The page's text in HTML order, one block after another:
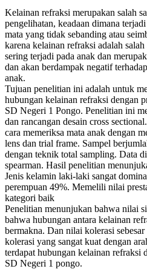
Kelainan refraksi merupakan salah
pengelihatan, keadaan dimana
mata yang tidak sebanding atau
karena kelainan refraksi adalah
sering terjadi pada anak dan
dan akan berdampak negatif
anak.
Tujuan penelitian ini adalah untuk
hubungan kelainan refraksi dengan
SD Negeri 1 Pongo. Penelitian ini
dan rancangan desain cross
cara memeriksa mata anak dengan
lens dan trial frame. Sampel
dengan teknik total sampling. Data
spearman. Hasil penelitian
Jenis kelamin laki-laki sangat
perempuan 49%. Memelili nilai
kategori baik
Penelitian menunjukan bahwa nilai
bahwa hubungan antara kelainan
bermakna. Dan nilai kolerasi
kolerasi yang sangat kuat dengan
terdapat hubungan kelainan refraksi
SD Negeri 1 pongo.